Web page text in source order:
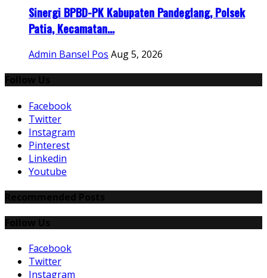
Sinergi BPBD-PK Kabupaten Pandeglang, Polsek
Patia, Kecamatan...
Admin Bansel Pos Aug 5, 2026
Facebook
Twitter
Instagram
Pinterest
Linkedin
Youtube
Facebook
Twitter
Instagram